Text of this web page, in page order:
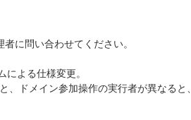
に問い合わせてください。
よる仕様変更。
ドメイン参加操作の実行者が異なると、